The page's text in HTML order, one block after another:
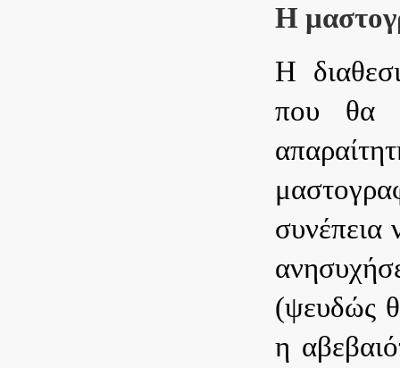
Η
Η
που θα
συνέπεια
(ψευδώς
η